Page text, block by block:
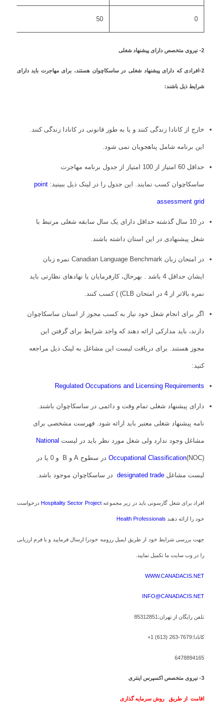
0
50
2- نیروی متخصص دارای پیشنهاد شغلی
2-افرادی که دارای پیشنهاد شغلی در ساسکاچوان هستند، برای مهاجرت باید دارای
شرایط ذیل باشند:
خارج از کانادا زندگی کنند و یا به طور قانونی در کانادا زندگی کنند.
این برنامه شامل پناهجویان نمی شود.
حداقل 60 امتیاز از 100 امتیاز از جدول برنامه مهاجرت
ساسکاچوان کسب نمایند. این جدول را در لینک ذیل ببینید: point
assessment grid
در 10 سال گذشته حداقل دارای یک سال سابقه شغلی مرتبط با
شغل پیشنهادی در این استان داشته باشند.
در امتحان زبان Canadian Language Benchmark نمره زبان
ایشان حداقل 4 باشد . بهرحال، کارفرمایان یا نهادهای نظارتی باید
نمره بالاتر از 4 در امتحان CLB) ) کسب کنند.
اگر برای انجام شغل خود نیاز به کسب مجوز از استان ساسکاچوان
دارند، باید مدارکی ارائه دهند که واجد شرایط برای گرفتن این
مجوز هستند. برای دریافت لیست این مشاغل به لینک ذیل مراجعه
کنید:
Regulated Occupations and Licensing Requirements
دارای پیشنهاد شغلی تمام وقت و دائمی در ساسکاچوان باشند.
نامه پیشنهاد شغلی معتبر باید ارائه شود. فهرست مشخصی برای
مشاغل وجود ندارد ولی شغل مورد نظر باید در لیست National
Occupational Classification (NOC) در سطوح A و B و 0 یا در
لیست مشاغل designated tradeدر ساسکاچوان موجود باشد.
افراد برای شغل گارسونی باید در زیر مجموعهHospitality Sector Project درخواست
خود را ارائه دهند Health Professionals
جهت بررسی شرایط خود از طریق ایمیل رزومه خودرا ارسال فرمایید و یا فرم ارزیابی
را در وب سایت ما تکمیل نمایید.
WWW.CANADACIS.NET
INFO@CANADACIS.NET
تلفن رایگان از تهران:85312851
کانادا:7679-263 (613) 1+
6478894165
3- نیروی متخصص اکسپرس اینتری
اقامت از طریق روش سرمایه گذاری